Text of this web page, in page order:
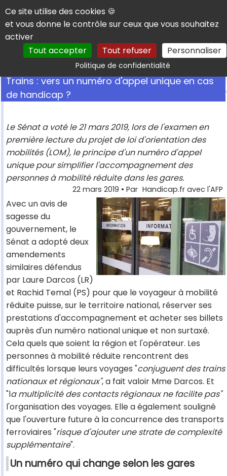
Panneau de gestion des cookies
Ce site utilise des cookies 🍪
et vous donne le contrôle sur ceux que vous souhaitez
activer
Tout accepter
Tout refuser Personnaliser
Politique de confidentialitéRechercher
Trains : vers un numéro d'appel unique en cas
de handicap ?
Le Sénat a voté le 21 mars 2019, lors de l'examen en
première lecture du projet de loi d'orientation des
mobilités (LOM), le principe d'un numéro d'appel
unique pour simplifier l'accompagnement des
personnes à mobilité réduite dans les gares.
22 mars 2019 • Par Handicap.fr avec l'AFP
Avec un avis de
sagesse du
gouvernement, le
Sénat a adopté deux
amendements
similaires défendus
par Laure Darcos (LR)
et Rachid Temal (PS) pour que le voyageur à mobilité
réduite puisse, sur le territoire national, réserver ses
prestations d'accompagnement et acheter ses billets
auprès d'un numéro national unique et non surtaxé.
Cela quels que soient la région et l'opérateur. Les
personnes à mobilité réduite rencontrent des
difficultés lorsque leurs voyages "conjuguent des trains
nationaux et régionaux", a fait valoir Mme Darcos. Et
"la multiplicité des contacts régionaux ne facilite pas"
l'organisation des voyages. Elle a également souligné
que l'ouverture future à la concurrence des transports
ferroviaires "risque d'ajouter une strate de complexité
supplémentaire".
Un numéro qui change selon les gares